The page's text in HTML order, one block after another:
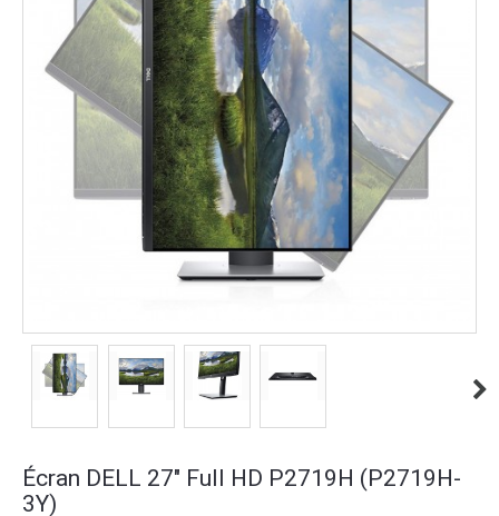
Écran DELL 27" Full HD P2719H (P2719H-
3Y)